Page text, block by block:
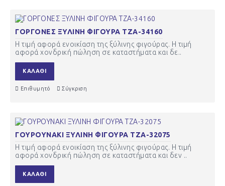
ΓΟΡΓΟΝΕΣ ΞΥΛΙΝΗ ΦΙΓΟΥΡΑ ΤΖΑ-34160
Η τιμή αφορά ενοικίαση της ξύλινης φιγούρας. Η τιμή
αφορά χονδρική πώληση σε καταστήματα και δε..
ΚΑΛΆΘΙ
Επιθυμητό Σύγκριση
ΓΟΥΡΟΥΝΑΚΙ ΞΥΛΙΝΗ ΦΙΓΟΥΡΑ ΤΖΑ-32075
Η τιμή αφορά ενοικίαση της ξύλινης φιγούρας. Η τιμή
αφορά χονδρική πώληση σε καταστήματα και δεν ..
ΚΑΛΆΘΙ